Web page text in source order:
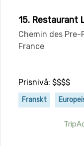
15. Restaurant
Chemin des
France
Prisnivå: $$$$
Franskt